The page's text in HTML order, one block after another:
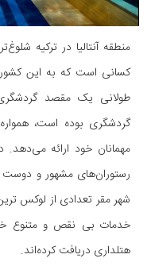
منطقه آنتالیا در ترکیه
کسانی است که به این
طولانی یک مقصد
گردشگری بوده است،
مهمانان خود ارائه می‌دهد.
رستوران‌های مشهور و دوست
شهر مقر تعدادی از لوکس
خدمات بی نقص و متنوع
هتلداری دریافت کرده‌اند.